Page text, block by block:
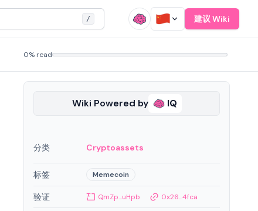
/ 建议 Wiki
0% read
Wiki Powered by IQ
分类 Cryptoassets
标签 Memecoin
验证 QmZp...uHpb 0x26...4fca